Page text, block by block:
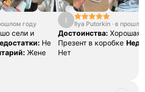
и опломбирован.
— вернём деньги
году
сели и
Не
Жене
I Ilya Putorkin · в
Достоинства: Хорошая
Презент в коробке
Нет